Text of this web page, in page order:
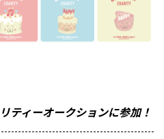
ジェクト
ご案内
報告
ティーオークションに参加！